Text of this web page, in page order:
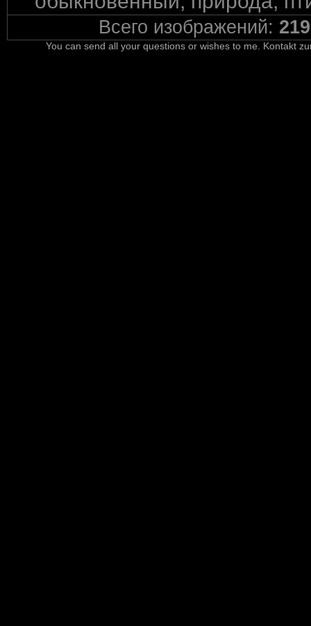
Всего изображений: 219
You can send all your questions or wishes to me. Kontakt